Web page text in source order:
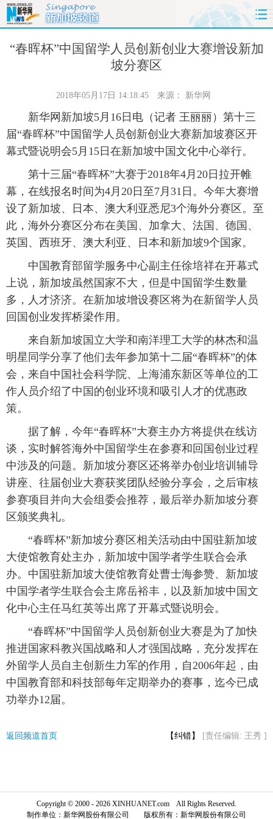
首页 时政 国际 财经
港澳 台湾 华人 汽车
科技 能源 房产 公司
视频 食品
旅游 健康 信息化 数据
金融 公益 军事 无人机
富媒体 摄影 新华广播
新华电视中文
“春晖杯”中国留学人员创新创业大赛增设新加
坡分赛区
2018年05月17日 14:18:45 来源： 新华网
新华网新加坡5月16日电（记者 王丽丽）第十三
届“春晖杯”中国留学人员创新创业大赛新加坡赛区开
幕式暨说明会5月15日在新加坡中国文化中心举行。
第十三届“春晖杯”大赛于2018年4月20日拉开帷
幕，在线报名时间为4月20日至7月31日。今年大赛增
设了新加坡、日本、澳大利亚悉尼3个海外分赛区。至
此，海外分赛区分布在美国、加拿大、法国、德国、
英国、西班牙、澳大利亚、日本和新加坡9个国家。
中国教育部留学服务中心副主任徐培祥在开幕式
上说，新加坡虽然国家不大，但是中国留学生数量
多，人才济济。在新加坡增设赛区将为在新留学人员
回国创业发挥桥梁作用。
来自新加坡国立大学和南洋理工大学的林杰和温
明星同学分享了他们去年参加第十二届“春晖杯”的体
会，来自中国社会科学院、上海浦东新区等单位的工
作人员介绍了中国的创业环境和吸引人才的优惠政
策。
据了解，今年“春晖杯”大赛主办方将提供在线访
谈，实时解答海外中国留学生在参赛和回国创业过程
中涉及的问题。新加坡分赛区还将举办创业培训辅导
讲座、往届创业大赛获奖团队经验分享会，之后审核
参赛项目并向大会组委会推荐，最后举办新加坡分赛
区颁奖典礼。
“春晖杯”新加坡分赛区相关活动由中国驻新加坡
大使馆教育处主办，新加坡中国学者学生联合会承
办。中国驻新加坡大使馆教育处曹士海参赞、新加坡
中国学者学生联合会主席岳裕丰，以及新加坡中国文
化中心主任马红英等出席了开幕式暨说明会。
“春晖杯”中国留学人员创新创业大赛是为了加快
推进国家科教兴国战略和人才强国战略，充分发挥在
外留学人员自主创新生力军的作用，自2006年起，由
中国教育部和科技部每年定期举办的赛事，迄今已成
功举办12届。
返回频道首页 【纠错】 [责任编辑: 王秀 ]
Copyright © 2000 - 2026 XINHUANET.com All Rights Reserved.
制作单位：新华网股份有限公司 版权所有：新华网股份有限公司